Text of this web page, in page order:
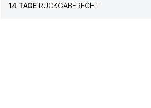
14 TAGE RÜCKGABERECHT